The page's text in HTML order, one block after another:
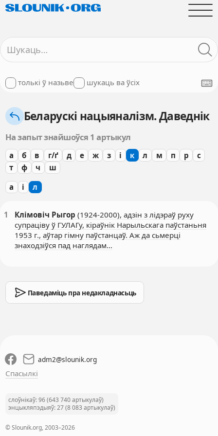
толькі ў назьве шукаць ва ўсіх
Беларускі нацыяналізм. Даведнік
На запыт знайшоўся 1 артыкул
а б в г/ґ д е ж з і к л м п р
с
т
ф ч ш
а і л
1 Клімовіч Рыгор (1924-2000), адзін з лідэраў руху
супраціву ў ГУЛАГу, кіраўнік Нарыльскага паўстаньня
1953 г., аўтар гімну паўстанцаў. Аж да сьмерці
знаходзіўся пад наглядам…
Паведаміць пра недакладнасьць
adm2@slounik.org
Спасылкі
слоўнікаў: 96 (643 740 артыкулаў)
энцыкляпэдыяў: 27 (8 083 артыкулаў)
© Slounik.org, 2003–2026